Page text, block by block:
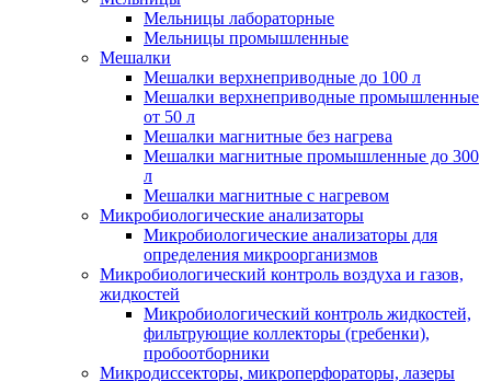
Мельницы лабораторные
Мельницы промышленные
Мешалки
Мешалки верхнеприводные до 100 л
Мешалки верхнеприводные промышленные
от 50 л
Мешалки магнитные без нагрева
Мешалки магнитные промышленные до 300
л
Мешалки магнитные с нагревом
Микробиологические анализаторы
Микробиологические анализаторы для
определения микроорганизмов
Микробиологический контроль воздуха и газов,
жидкостей
Микробиологический контроль жидкостей,
фильтрующие коллекторы (гребенки),
пробоотборники
Микродиссекторы, микроперфораторы, лазеры